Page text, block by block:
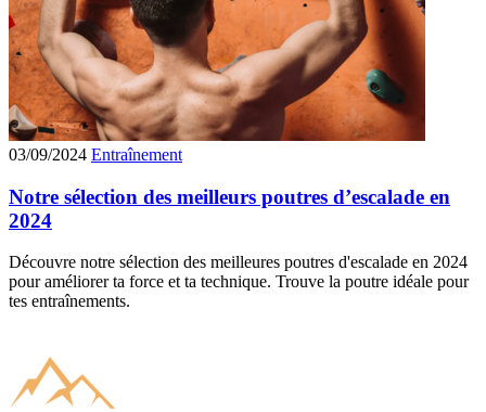
03/09/2024 Entraînement
Notre sélection des meilleurs poutres d’escalade en
2024
Découvre notre sélection des meilleures poutres d'escalade en 2024
pour améliorer ta force et ta technique. Trouve la poutre idéale pour
tes entraînements.